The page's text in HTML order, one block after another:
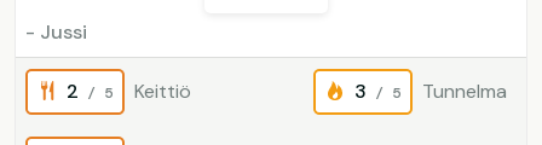
- Jussi
2 / 5 Keittiö 3 / 5 Tunnelma